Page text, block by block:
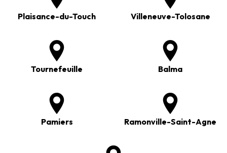
Plaisance-du-Touch Villeneuve-Tolosane
Tournefeuille Balma
Pamiers Ramonville-Saint-Agne